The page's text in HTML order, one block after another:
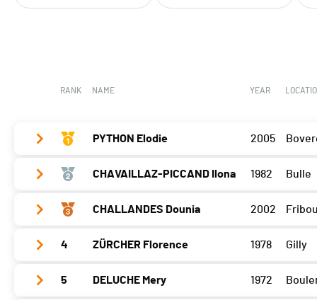
RANK NAME YEAR
PYTHON Elodie 2005
Glèbe 0
Sense 270
Open Bike
CHAVAILLAZ-PICCAND Ilona 1982 Bulle
Glèbe 300
Sense 263
Open Bike
CHALLANDES Dounia 2002
Glèbe 270
Sense 258
4 ZÜRCHER Florence 1978 Gilly
Glèbe 238
5 DELUCHE Mery 1972